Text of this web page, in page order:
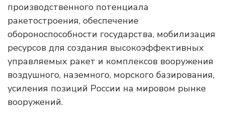
производственного потенциала
ракетостроения, обеспечение
обороноспособности государства, мобилизация
ресурсов для создания высокоэффективных
управляемых ракет и комплексов вооружения
воздушного, наземного, морского базирования,
усиления позиций России на мировом рынке
вооружений.